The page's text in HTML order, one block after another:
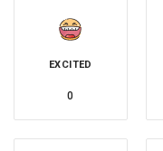
EXCITED
0